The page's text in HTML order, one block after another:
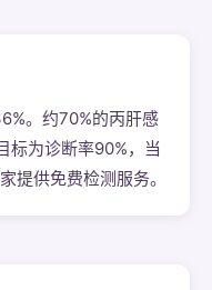
。约70%的丙肝感
标为诊断率90%，当
提供免费检测服务。